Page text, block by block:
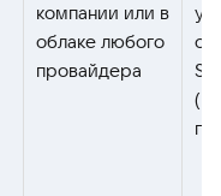
компании или в
облаке любого
провайдера